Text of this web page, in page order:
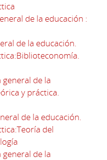
de la educación :
de la educación.
de la
y práctica.
de la educación.
del
de la